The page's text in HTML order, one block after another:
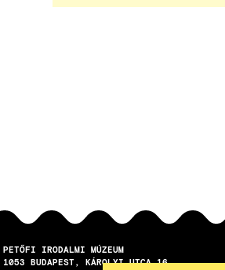
PETŐFI IRODALMI MÚZEUM
1053
BUDAPEST KÁROLYI UTCA 16.